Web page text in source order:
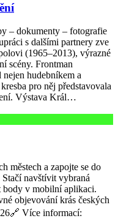
– dokumenty – fotografie
s dalšími partnery zve
(1965–2013), výrazné
scény. Frontman
hudebníkem a
pro něj představovala
Výstava Král…
městech a zapojte se do
navštívit vybraná
body v mobilní aplikaci.
objevování krás českých
Více informací: